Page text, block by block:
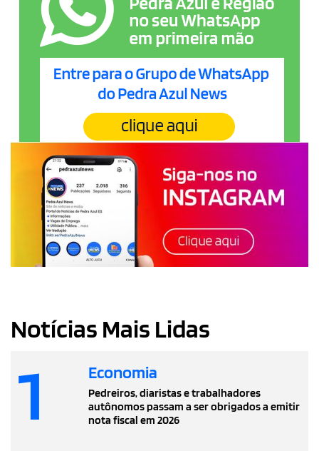
Notícias Mais Lidas
1 Economia
Pedreiros, diaristas e trabalhadores
autônomos passam a ser obrigados a emitir
nota fiscal em 2026